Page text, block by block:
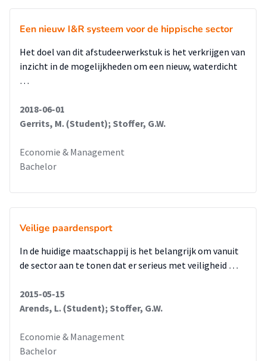
Een nieuw I&R systeem voor de hippische sector
Het doel van dit afstudeerwerkstuk is het verkrijgen van
inzicht in de mogelijkheden om een nieuw, waterdicht
…
2018-06-01
Gerrits, M. (Student); Stoffer, G.W.
Economie & Management
Bachelor
Veilige paardensport
In de huidige maatschappij is het belangrijk om vanuit
de sector aan te tonen dat er serieus met veiligheid …
2015-05-15
Arends, L. (Student); Stoffer, G.W.
Economie & Management
Bachelor